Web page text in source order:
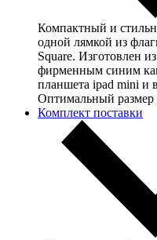
Компактный и
одной лямкой из
Square. Изготовлен
фирменным синим
планшета ipad mini и
Оптимальный размер
Комплект поставки